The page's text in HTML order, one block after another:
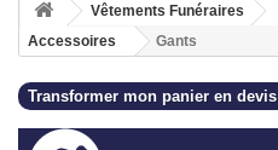
Vêtements Funéraires
Accessoires
Gants
Transformer mon panier en devis